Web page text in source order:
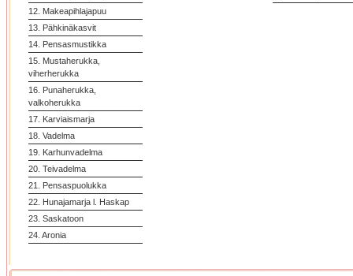
12. Makeapihlajapuu
13. Pähkinäkasvit
14. Pensasmustikka
15. Mustaherukka,
viherherukka
16. Punaherukka,
valkoherukka
17. Karviaismarja
18. Vadelma
19. Karhunvadelma
20. Teivadelma
21. Pensaspuolukka
22. Hunajamarja l. Haskap
23. Saskatoon
24. Aronia